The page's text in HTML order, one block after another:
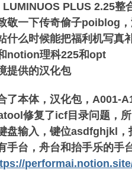
PLUS 2.25整
敬一下传奇偷子poiblog
什么时候能把福利机写真
notion理科225和opt
提供的汉化包
了本体，汉化包，A001-
修复了icf目录问题，
盘输入，键位asdfghjkl，
手台，舟台和抬手乐的